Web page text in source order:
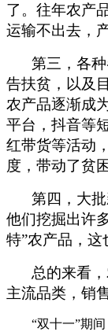
了。往年农产
运输不出去，
第三，各
告扶贫，以及
农产品逐渐成
平台，抖音等
红带货等活动
度，带动了贫
第四，大
他们挖掘出许
特”农产品，这
总的来看
主流品类，销
“双十一”期间